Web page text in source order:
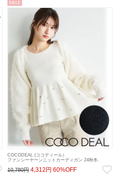
SALE
COCODEAL (ココディール）
ファンシーヤーンニットカーディガン 24秋冬.
10,780円 4,312円 60%OFF